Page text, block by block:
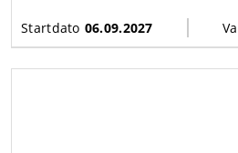
børn og unge.
Startdato 06.09.2027